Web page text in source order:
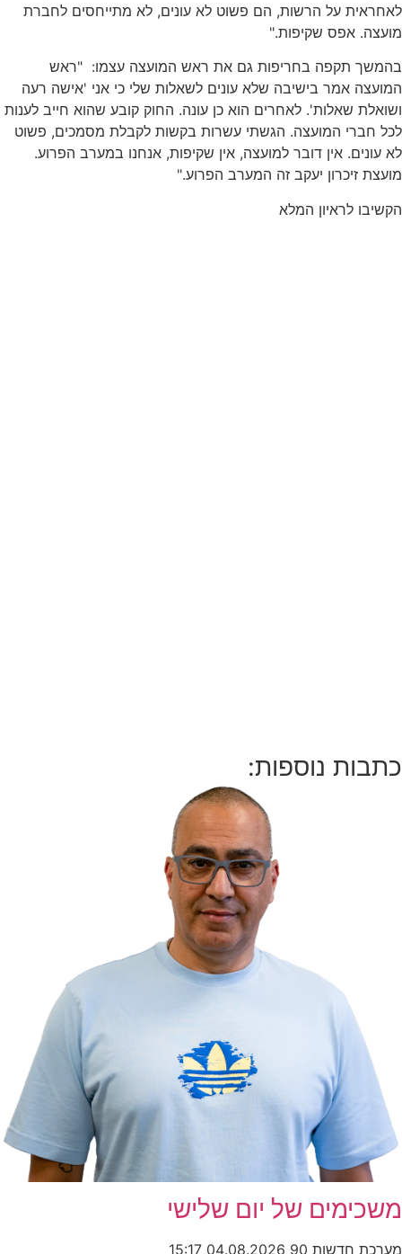
לאחראית על הרשות, הם פשוט לא עונים, לא מתייחסים לחברת
מועצה. אפס שקיפות."
בהמשך תקפה בחריפות גם את ראש המועצה עצמו: "ראש
המועצה אמר בישיבה שלא עונים לשאלות שלי כי אני 'אישה רעה
ושואלת שאלות'. לאחרים הוא כן עונה. החוק קובע שהוא חייב לענות
לכל חברי המועצה. הגשתי עשרות בקשות לקבלת מסמכים, פשוט
לא עונים. אין דובר למועצה, אין שקיפות, אנחנו במערב הפרוע.
מועצת זיכרון יעקב זה המערב הפרוע."
הקשיבו לראיון המלא
כתבות נוספות:
משכימים של יום שלישי
מערכת חדשות 90 04.08.2026
15:17